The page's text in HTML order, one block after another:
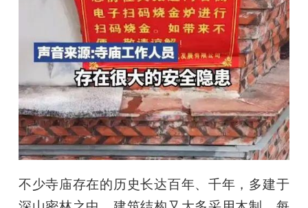
不少寺庙存在的历史长达百年、千年，多建于